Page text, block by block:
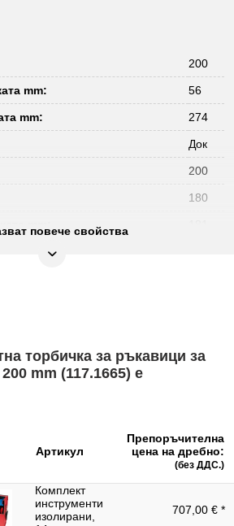
200
mm: 56
mm: 274
Док
200
180
повече свойства
торбичка за ръкавици за
mm (117.1665) е
Артикул
Препоръчителна
цена на дребно:
(без ДДС.)
Комплект
инструменти
изолирани,
707,00 € *